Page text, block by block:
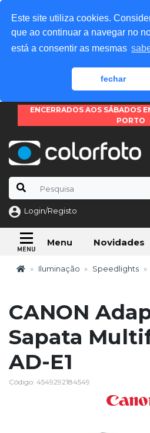
Este site utiliza cookies.
que ao continuar a navegar no
está a consentir as mesmas
fechar
ENCERRADOS AOS SÁBADOS
PORTO
Login/Registo
Menu Novidades
Iluminação Speedlights
CANON
Sapata
AD-E1
Código: 4549292184549